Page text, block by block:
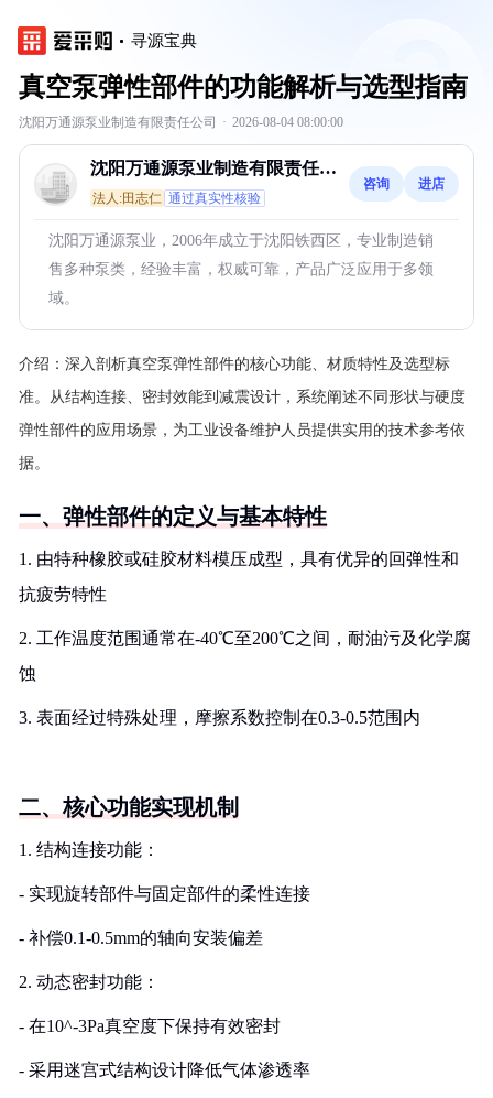
寻源宝典
真空泵弹性部件的功能解析与选型指南
沈阳万通源泵业制造有限责任公司 · 2026-08-04 08:00:00
沈阳万通源泵业制造有限责任公
司
法人:田志仁 通过真实性核验
咨询 进店
沈阳万通源泵业，2006年成立于沈阳铁西区，专业制造销
售多种泵类，经验丰富，权威可靠，产品广泛应用于多领
域。
介绍： 深入剖析真空泵弹性部件的核心功能、材质特性及选型标
准。从结构连接、密封效能到减震设计，系统阐述不同形状与硬度
弹性部件的应用场景，为工业设备维护人员提供实用的技术参考依
据。
一、弹性部件的定义与基本特性
1. 由特种橡胶或硅胶材料模压成型，具有优异的回弹性和
抗疲劳特性
2. 工作温度范围通常在-40℃至200℃之间，耐油污及化学腐
蚀
3. 表面经过特殊处理，摩擦系数控制在0.3-0.5范围内
二、核心功能实现机制
1. 结构连接功能：
- 实现旋转部件与固定部件的柔性连接
- 补偿0.1-0.5mm的轴向安装偏差
2. 动态密封功能：
- 在10^-3Pa真空度下保持有效密封
- 采用迷宫式结构设计降低气体渗透率